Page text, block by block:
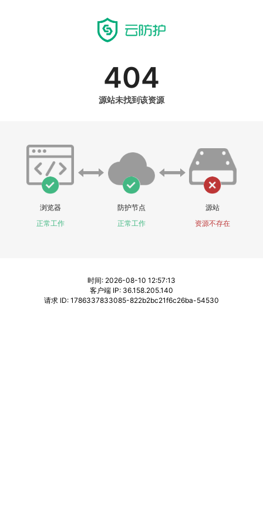
404
源站未找到该资源
浏览器
正常工作
防护节点
正常工作
源站
资源不存在
时间: 2026-08-10 12:57:13
客户端 IP: 36.158.205.140
请求 ID: 1786337833085-822b2bc21f6c26ba-54530